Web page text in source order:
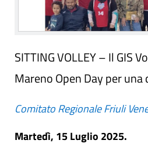
SITTING VOLLEY – Il GIS
Mareno Open Day per
Comitato Regionale Friuli
Martedì, 15 Luglio 2025.